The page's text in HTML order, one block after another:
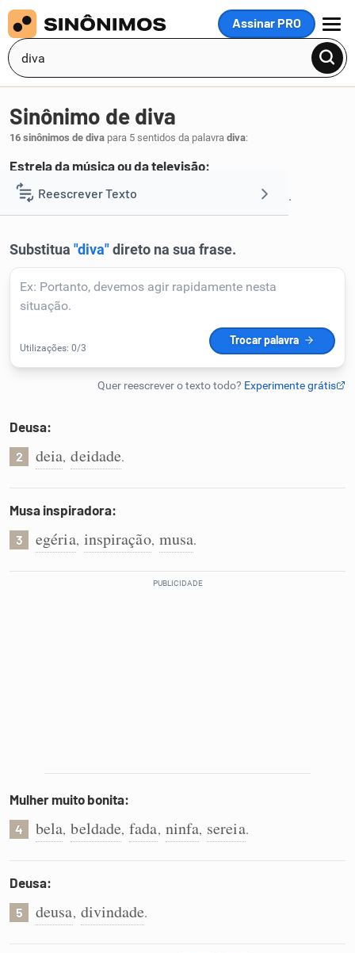
Assinar PRO
MENU
Reescrever Texto
Corrigir Texto
Humanizador de IA
Cata-letras
Conexões
Caça-palavras
Sinônimo de diva
16 sinônimos de diva para 5 sentidos da palavra diva:
Estrela da música ou da televisão:
1 celebridade,dama prima-dona .
Deusa:
2 deia, deidade.
Musa inspiradora:
3 egéria, inspiração, musa.
Mulher muito bonita:
4 bela, beldade, fada, ninfa, sereia.
Deusa:
5 deusa, divindade.